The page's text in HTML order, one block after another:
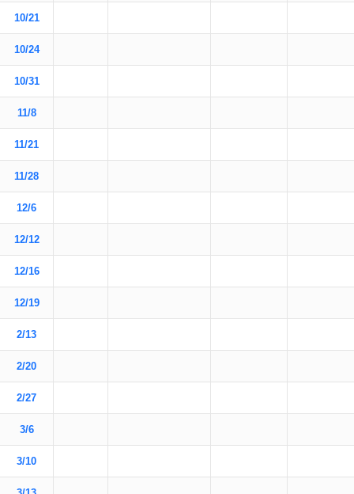
10/21
10/24
10/31
11/8
11/21
11/28
12/6
12/12
12/16
12/19
2/13
2/20
2/27
3/6
3/10